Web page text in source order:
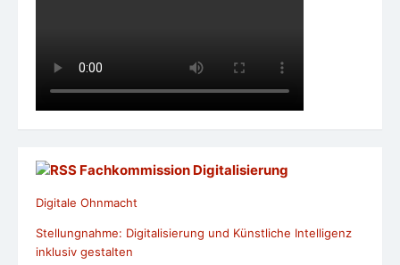
Fachkommission Digitalisierung
Digitale Ohnmacht
Stellungnahme: Digitalisierung und Künstliche Intelligenz
inklusiv gestalten